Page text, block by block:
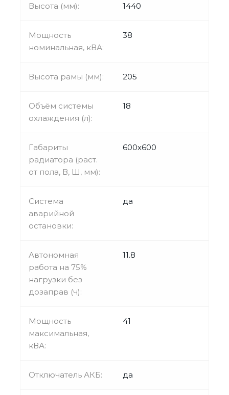
Высота (мм): 1440
Мощность
номинальная, кВА:
38
Высота рамы (мм): 205
Объём системы
охлаждения (л):
18
Габариты
радиатора (раст.
от пола, В, Ш, мм):
600х600
Система
аварийной
остановки:
да
Автономная
работа на 75%
нагрузки без
дозаправ (ч):
11.8
Мощность
максимальная,
кВА:
41
Отключатель АКБ: да